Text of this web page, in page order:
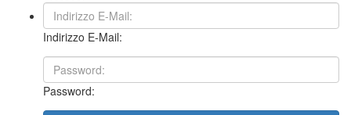
Indirizzo E-Mail:
Password: